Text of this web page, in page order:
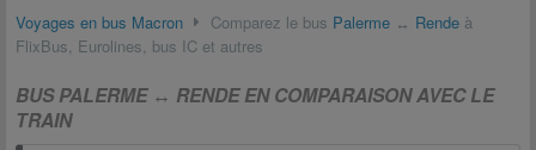
Voyages en bus Macron Comparez le bus Palerme ↔ Rende à
FlixBus, Eurolines, bus IC et autres
BUS PALERME ↔ RENDE EN COMPARAISON AVEC LE
TRAIN